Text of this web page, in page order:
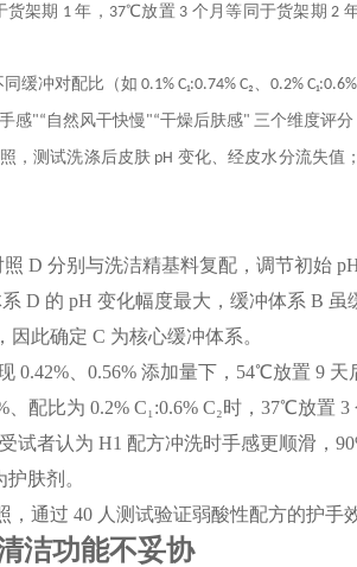
架期 1 年，37℃放置 3 个月等同于货架期 2
冲对配比（如 0.1% C₁:0.74% C₂、0.2%
感"“自然风干快慢"“干燥后肤感" 三个维度评分
测试洗涤后皮肤 pH 变化、经皮水分流失值
D 分别与洗洁精基料复配，调节初始
D 的 pH 变化幅度最大，缓冲体系 B
此确定 C 为核心缓冲体系。
0.42%、0.56% 添加量下，54℃放置 9
配比为 0.2% C₁:0.6% C₂时，37℃放置 3
者认为 H1 配方冲洗时手感更顺滑，
肤剂。
通过 40 人测试验证弱酸性配方的护手
洁功能不妥协